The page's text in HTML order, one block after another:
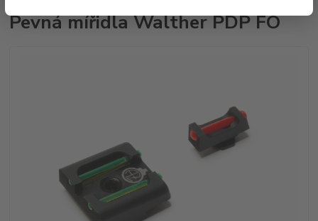
Pevná mířidla Walther PDP FO